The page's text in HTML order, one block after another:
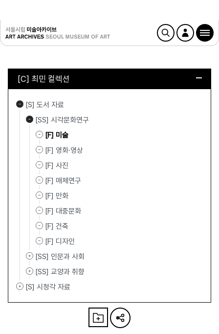
[C] 최민 컬렉션
[S] 도서 자료
[SS] 시각문화연구
[F] 미술
[F] 영화·영상
[F] 사진
[F] 매체연구
[F] 만화
[F] 대중문화
[F] 건축
[F] 디자인
[SS] 인문과 사회
[SS] 교양과 취향
[S] 시청각 자료